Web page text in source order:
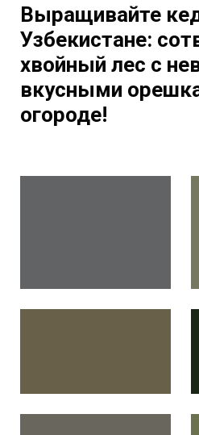
Выращивайте
Узбекистане:
хвойный лес с
вкусными
огороде!